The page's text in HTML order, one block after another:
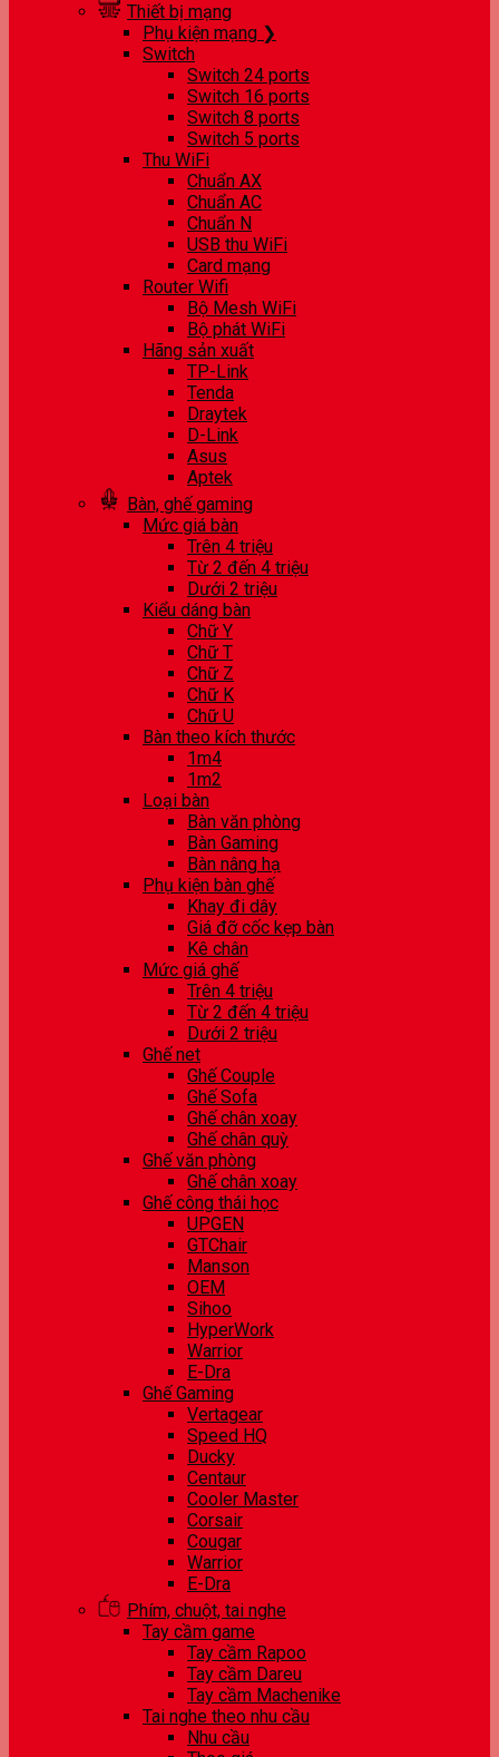
Thiết bị mạng
Phụ kiện mạng ❯
Switch
Switch 24 ports
Switch 16 ports
Switch 8 ports
Switch 5 ports
Thu WiFi
Chuẩn AX
Chuẩn AC
Chuẩn N
USB thu WiFi
Card mạng
Router Wifi
Bộ Mesh WiFi
Bộ phát WiFi
Hãng sản xuất
TP-Link
Tenda
Draytek
D-Link
Asus
Aptek
Bàn, ghế gaming
Mức giá bàn
Trên 4 triệu
Từ 2 đến 4 triệu
Dưới 2 triệu
Kiểu dáng bàn
Chữ Y
Chữ T
Chữ Z
Chữ K
Chữ U
Bàn theo kích thước
1m4
1m2
Loại bàn
Bàn văn phòng
Bàn Gaming
Bàn nâng hạ
Phụ kiện bàn ghế
Khay đi dây
Giá đỡ cốc kẹp bàn
Kê chân
Mức giá ghế
Trên 4 triệu
Từ 2 đến 4 triệu
Dưới 2 triệu
Ghế net
Ghế Couple
Ghế Sofa
Ghế chân xoay
Ghế chân quỳ
Ghế văn phòng
Ghế chân xoay
Ghế công thái học
UPGEN
GTChair
Manson
OEM
Sihoo
HyperWork
Warrior
E-Dra
Ghế Gaming
Vertagear
Speed HQ
Ducky
Centaur
Cooler Master
Corsair
Cougar
Warrior
E-Dra
Phím, chuột, tai nghe
Tay cầm game
Tay cầm Rapoo
Tay cầm Dareu
Tay cầm Machenike
Tai nghe theo nhu cầu
Nhu cầu